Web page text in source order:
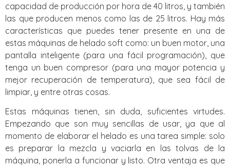
capacidad de producción por hora de 40 litros, y también
las que producen menos como las de 25 litros. Hay más
características que puedes tener presente en una de
estas máquinas de helado soft como: un buen motor, una
pantalla inteligente (para una fácil programación), que
tenga un buen compresor (para una mayor potencia y
mejor recuperación de temperatura), que sea fácil de
limpiar, y entre otras cosas.
Estas máquinas tienen, sin duda, suficientes virtudes.
Empezando que son muy sencillas de usar, ya que al
momento de elaborar el helado es una tarea simple: solo
es preparar la mezcla y vaciarla en las tolvas de la
máquina, ponerla a funcionar y listo. Otra ventaja es que